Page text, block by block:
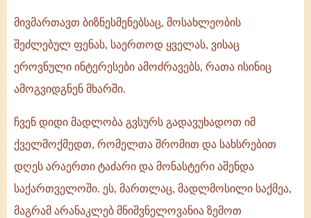
მივმართავთ ბიზნესმენებსაც, მოსახლეობის
შეძლებულ ფენას, საერთოდ ყველას, ვისაც
ეროვნული ინტერესები ამოძრავებს, რათა ისინიც
ამოგვიდგნენ მხარში.
ჩვენ დიდი მადლობა გვსურს გადავუხადოთ იმ
ქველმოქმედთ, რომელთა შრომით და სახსრებით
დღეს არაერთი ტაძარი და მონასტერი აშენდა
საქართველოში. ეს, მართლაც, მადლმოსილი საქმეა,
მაგრამ არანაკლებ მნიშვნელოვანია ზემოთ